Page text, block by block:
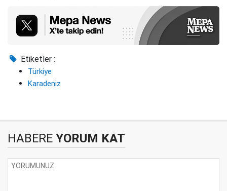
Etiketler :
Türkiye
Karadeniz
HABERE YORUM KAT